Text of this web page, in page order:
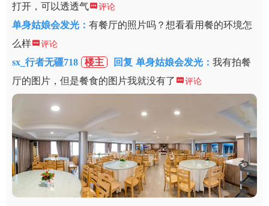
打开，可以透透气评论
单身姑娘会发光 ： 有餐厅的照片吗？想看看用餐的环境怎
么样评论
sx_行者无疆718 楼主 回复 单身姑娘会发光： 我有拍餐
厅的图片，但是餐食的图片我就没有了 评论